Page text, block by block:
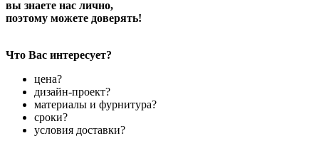
вы знаете нас лично,
поэтому можете доверять!
Что Вас интересует?
цена?
дизайн-проект?
материалы и фурнитура?
сроки?
условия доставки?